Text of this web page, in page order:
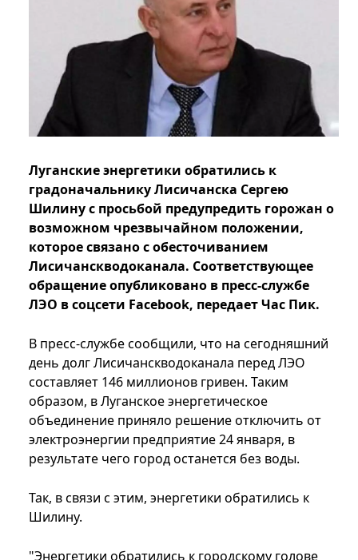
Луганские энергетики обратились к
градоначальнику Лисичанска Сергею
Шилину с просьбой предупредить горожан о
возможном чрезвычайном положении,
которое связано с обесточиванием
Лисичанскводоканала. Соответствующее
обращение опубликовано в пресс-службе
ЛЭО в соцсети Facebook, передает Час Пик.
В пресс-службе сообщили, что на сегодняшний
день долг Лисичанскводоканала перед ЛЭО
составляет 146 миллионов гривен. Таким
образом, в Луганское энергетическое
объединение приняло решение отключить от
электроэнергии предприятие 24 января, в
результате чего город останется без воды.
Так, в связи с этим, энергетики обратились к
Шилину.
"Энергетики обратились к городскому голове